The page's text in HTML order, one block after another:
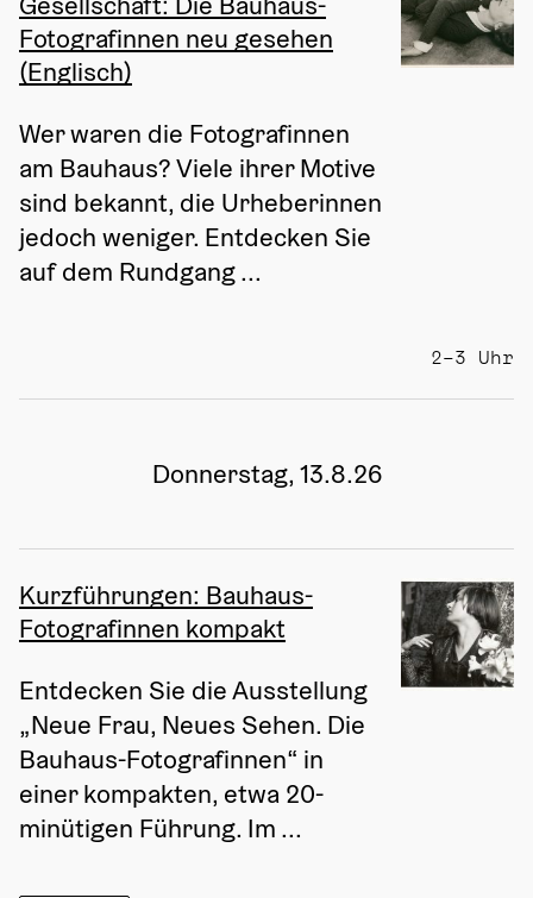
Fotografinnen neu gesehen
(Englisch)
Wer waren die Fotografinnen
am Bauhaus? Viele ihrer Motive
sind bekannt, die Urheberinnen
jedoch weniger. Entdecken Sie
auf dem Rundgang ...
2–3 Uhr
Donnerstag, 13.8.26
Kurzführungen: Bauhaus-
Fotografinnen kompakt
Entdecken Sie die Ausstellung
„Neue Frau, Neues Sehen. Die
Bauhaus-Fotografinnen“ in
einer kompakten, etwa 20-
minütigen Führung. Im ...